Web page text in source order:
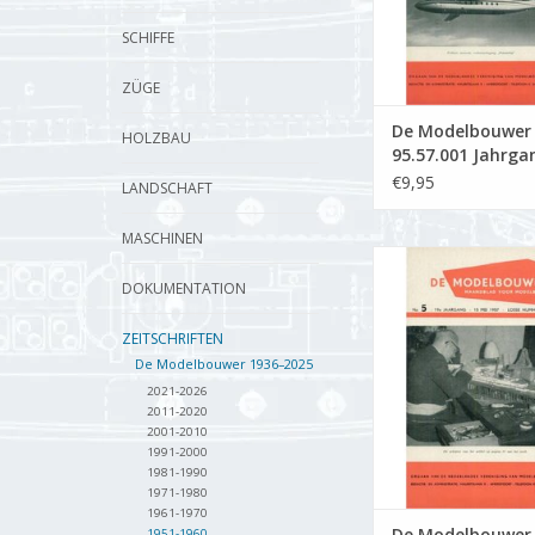
SCHIFFE
ZÜGE
HOLZBAU
LANDSCHAFT
MASCHINEN
DOKUMENTATION
ZEITSCHRIFTEN
De Modelbouwer 1936–2025
2021-2026
2011-2020
2001-2010
1991-2000
1981-1990
1971-1980
1961-1970
De Modelbouwer
95.57.001
Modellbauer"
€9,95
De Modelbouwer
Jahrgang "Der
Ausgabe : 57.005
ZUM WARENKORB